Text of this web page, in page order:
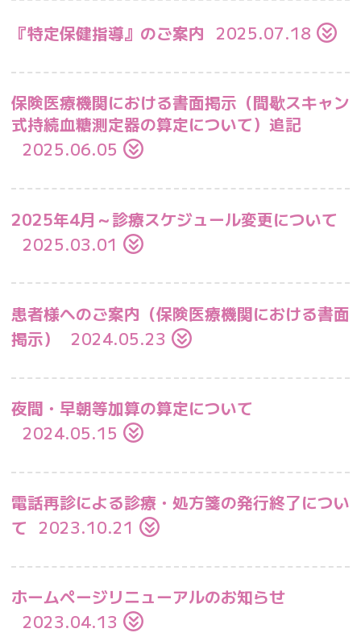
『特定保健指導』のご案内 2025.07.18
保険医療機関における書面掲示（間歇スキャン
式持続血糖測定器の算定について）追記
2025.06.05
2025年4月～診療スケジュール変更について
2025.03.01
患者様へのご案内（保険医療機関における書面
掲示）
2024.05.23
夜間・早朝等加算の算定について
2024.05.15
電話再診による診療・処方箋の発行終了につい
て 2023.10.21
ホームページリニューアルのお知らせ
2023.04.13